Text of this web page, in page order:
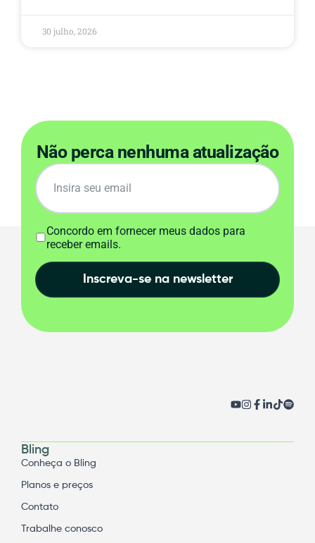
30 julho, 2026
Não perca nenhuma atualização
Concordo em fornecer meus dados para
receber emails.
Inscreva-se na newsletter
Bling
Conheça o Bling
Planos e preços
Contato
Trabalhe conosco